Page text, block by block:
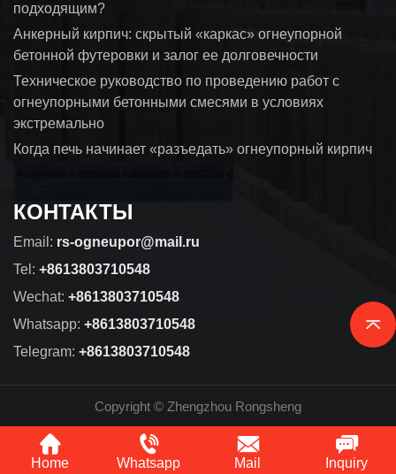
подходящим?
Анкерный кирпич: скрытый «каркас» огнеупорной
бетонной футеровки и залог ее долговечности
Техническое руководство по проведению работ с
огнеупорными бетонными смесями в условиях
экстремально
Когда печь начинает «разъедать» огнеупорный кирпич
КОНТАКТЫ
Email: rs-ogneupor@mail.ru
Tel: +8613803710548
Wechat: +8613803710548
Whatsapp: +8613803710548
Telegram: +8613803710548
Copyright © Zhengzhou Rongsheng
Home Whatsapp Mail Inquiry